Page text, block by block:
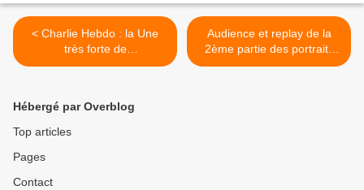
< Charlie Hebdo : la Une
très forte de
l'hebdomadaire Spiegel en
Audience et replay de la
2ème partie des portraits
de L'amour est dans le pré.
Hébergé par Overblog
Top articles
Pages
Contact